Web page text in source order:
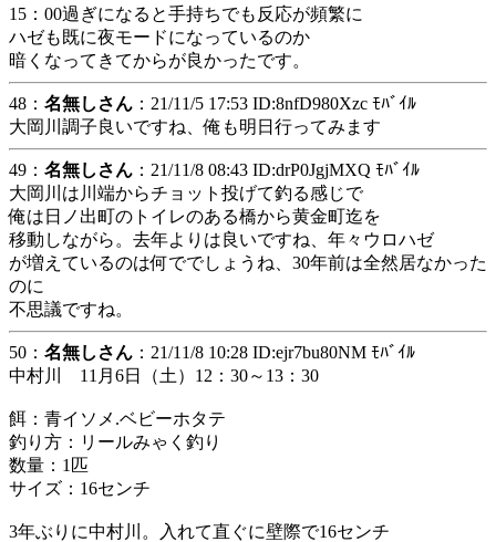
15：00過ぎになると手持ちでも反応が頻繁に
ハゼも既に夜モードになっているのか
暗くなってきてからが良かったです。
48： 名無しさん ：21/11/5 17:53 ID:8nfD980Xzc ﾓﾊﾞｲﾙ
大岡川調子良いですね、俺も明日行ってみます
49： 名無しさん ：21/11/8 08:43 ID:drP0JgjMXQ ﾓﾊﾞｲﾙ
大岡川は川端からチョット投げて釣る感じで
俺は日ノ出町のトイレのある橋から黄金町迄を
移動しながら。去年よりは良いですね、年々ウロハゼ
が増えているのは何ででしょうね、30年前は全然居なかった
のに
不思議ですね。
50： 名無しさん ：21/11/8 10:28 ID:ejr7bu80NM ﾓﾊﾞｲﾙ
中村川 11月6日（土）12：30～13：30
餌：青イソメ.ベビーホタテ
釣り方：リールみゃく釣り
数量：1匹
サイズ：16センチ
3年ぶりに中村川。入れて直ぐに壁際で16センチ